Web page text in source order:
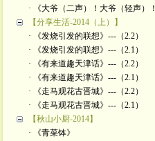
· 《大爷（二声）！大爷（轻声）！
【分享生活-2014（上）】
· 《发烧引发的联想》---（2.2）
· 《发烧引发的联想》---（2.1）
· 《有来道趣天津话》---（2.2）
· 《有来道趣天津话》---（2.1）
· 《走马观花古晋城》---（2.2）
· 《走马观花古晋城》---（2.1）
【秋山小厨-2014】
· 《青菜钵》